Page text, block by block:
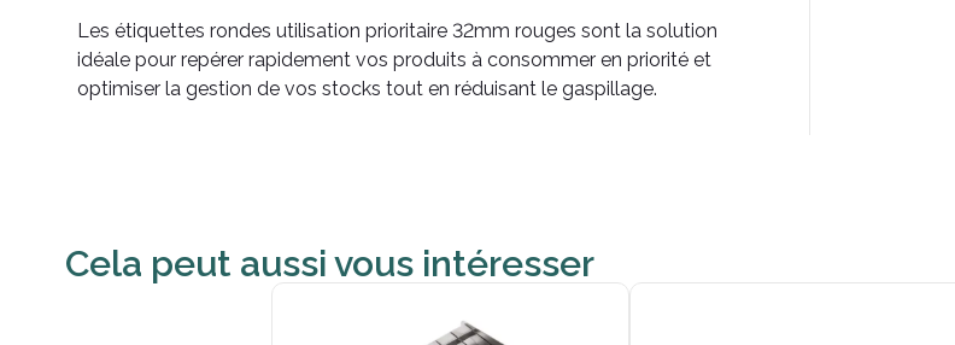
Les étiquettes rondes utilisation prioritaire 32mm rouges sont la solution
idéale pour repérer rapidement vos produits à consommer en priorité et
optimiser la gestion de vos stocks tout en réduisant le gaspillage.
Cela peut aussi vous intéresser